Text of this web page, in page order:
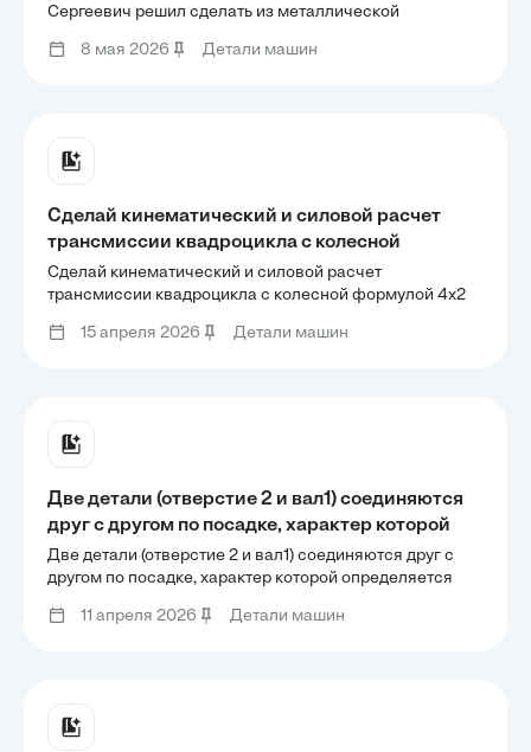
кусков проволоки потребуется для сборки
такой детали?
Сергеевич решил сделать из металлической
проволоки потребуется для сборки такой детали?
8 мая 2026 Детали машин
Сделай кинематический и силовой расчет
трансмиссии квадроцикла с колесной
формулой 4x2 по предмету Детали машин со
следующими исходными данными: Мощность
двигателя: Nдв = 30 кВт Максимальная частота
вращения коленвала: nдв = 6000 об/мин
Сделай кинематический и силовой расчет
трансмиссии квадроцикла с колесной формулой 4x2
исходными данными: Мощность двигателя: Nдв = 30
15 апреля 2026 Детали машин
Две детали (отверстие 2 и вал1) соединяются
друг с другом по посадке, характер которой
определяется назначением и
конструктивными особенностями деталей.
Требуется: Определить предельные
(наибольший и наименьший) размеры
Две детали (отверстие 2 и вал1) соединяются друг с
другом по посадке, характер которой определяется
деталей. Требуется: Определить предельные
11 апреля 2026 Детали машин